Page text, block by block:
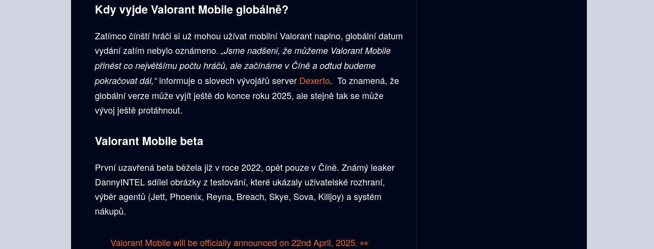
Kdy vyjde Valorant Mobile globálně?
Zatímco čínští hráči si už mohou užívat mobilní Valorant naplno, globální datum
vydání zatím nebylo oznámeno. „Jsme nadšeni, že můžeme Valorant Mobile
přinést co největšímu počtu hráčů, ale začínáme v Číně a odtud budeme
pokračovat dál,“ informuje o slovech vývojářů server Dexerto. To znamená, že
globální verze může vyjít ještě do konce roku 2025, ale stejně tak se může
vývoj ještě protáhnout.
Valorant Mobile beta
První uzavřená beta běžela již v roce 2022, opět pouze v Číně. Známý leaker
DannyINTEL sdílel obrázky z testování, které ukázaly uživatelské rozhraní,
výběr agentů (Jett, Phoenix, Reyna, Breach, Skye, Sova, Killjoy) a systém
nákupů.
Valorant Mobile will be officially announced on 22nd April, 2025. 👀